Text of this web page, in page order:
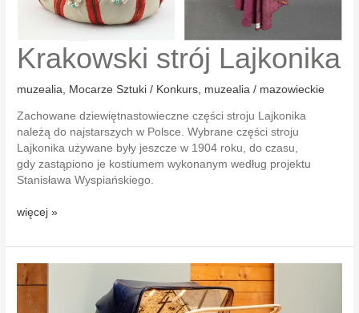
Krakowski strój Lajkonika
muzealia, Mocarze Sztuki / Konkurs, muzealia / mazowieckie
Zachowane dziewiętnastowieczne części stroju Lajkonika
należą do najstarszych w Polsce. Wybrane części stroju
Lajkonika używane były jeszcze w 1904 roku, do czasu,
gdy zastąpiono je kostiumem wykonanym według projektu
Stanisława Wyspiańskiego.
Krakowski
Lajkonika
więcej »